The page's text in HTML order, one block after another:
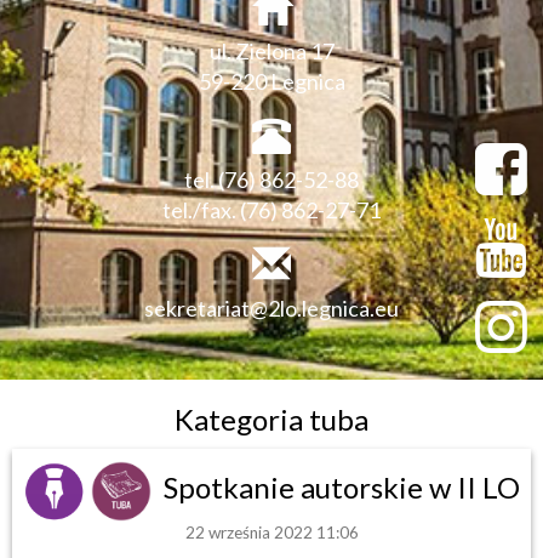
ul. Zielona 17
59-220 Legnica
tel. (76) 862-52-88
tel./fax. (76) 862-27-71
sekretariat@2lo.legnica.eu
Kategoria tuba
Spotkanie autorskie w II LO
22 września 2022 11:06